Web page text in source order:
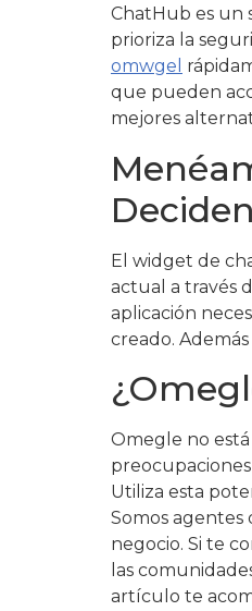
ChatHub es un
prioriza la
omwgel
que pueden
mejores
Deciden
El widget de
actual a través
aplicación
creado.
Omegle no
Utiliza esta
Somos agentes
negocio. Si te
las
artículo te